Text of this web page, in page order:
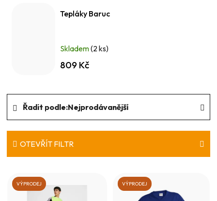
Tepláky Baruc
Skladem(2 ks)
809 Kč
Ř
a
z
e
n
p
Řadit podle:Nejprodávanější
OTEVŘÍT FILTR
V
ý VÝPRODEJ VÝPRODEJ